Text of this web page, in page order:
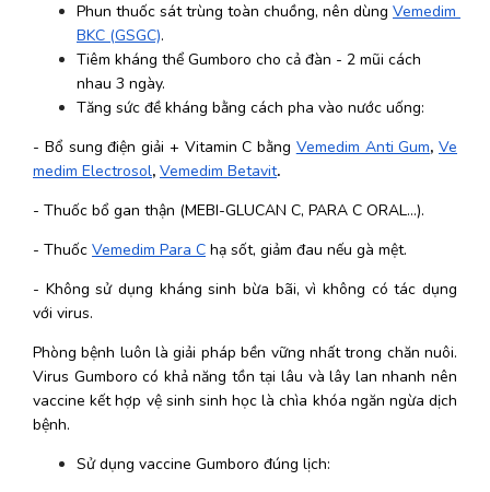
Phun thuốc sát trùng toàn chuồng, nên dùng Vemedim
BKC (GSGC).
Tiêm kháng thể Gumboro cho cả đàn - 2 mũi cách
nhau 3 ngày.
Tăng sức đề kháng bằng cách pha vào nước uống:
- Bổ sung điện giải + Vitamin C bằng Vemedim Anti Gum, Ve
medim Electrosol, Vemedim Betavit.
- Thuốc bổ gan thận (MEBI-GLUCAN C, PARA C ORAL...).
- Thuốc Vemedim Para C hạ sốt, giảm đau nếu gà mệt.
- Không sử dụng kháng sinh bừa bãi, vì không có tác dụng
với virus.
Phòng bệnh luôn là giải pháp bền vững nhất trong chăn nuôi.
Virus Gumboro có khả năng tồn tại lâu và lây lan nhanh nên
vaccine kết hợp vệ sinh sinh học là chìa khóa ngăn ngừa dịch
bệnh.
Sử dụng vaccine Gumboro đúng lịch: